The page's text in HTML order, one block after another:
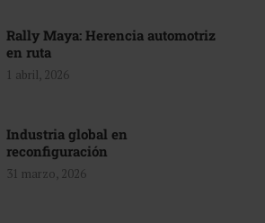
Rally Maya: Herencia automotriz
en ruta
1 abril, 2026
Industria global en
reconfiguración
31 marzo, 2026